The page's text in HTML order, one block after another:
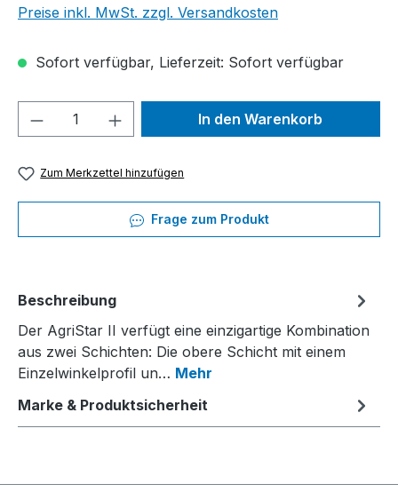
Preise inkl. MwSt. zzgl. Versandkosten
Sofort verfügbar, Lieferzeit: Sofort verfügbar
Produkt Anzahl: Gib denIn den Warenkorb
Zum Merkzettel hinzufügen
Frage zum Produkt
Beschreibung
Der AgriStar II verfügt eine einzigartige Kombination
aus zwei Schichten: Die obere Schicht mit einem
Einzelwinkelprofil un… Mehr
Marke & Produktsicherheit